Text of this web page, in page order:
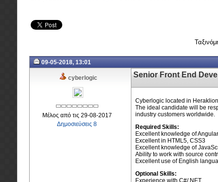
09-05-2018, 13:01
cyberlogic
Μέλος από τις 29-08-2017
Δημοσιεύσεις 8
Senior Front End
Cyberlogic located in
The ideal candidate will be
industry customers worldwide.
Required Skills:
Excellent knowledge of
Excellent in HTML5, CSS3
Excellent knowledge of
Ability to work with source
Excellent use of English
Optional Skills: